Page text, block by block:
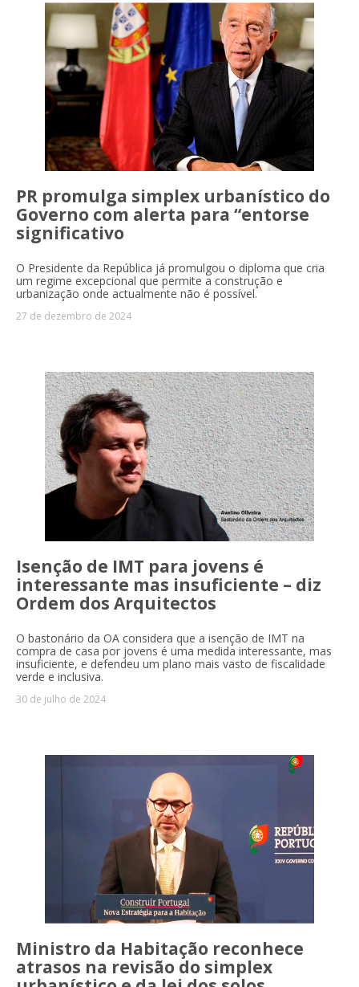
PR promulga simplex urbanístico do
Governo com alerta para “entorse
significativo
O Presidente da República já promulgou o diploma que cria
um regime excepcional que permite a construção e
urbanização onde actualmente não é possível.
27 de dezembro de 2024
Isenção de IMT para jovens é
interessante mas insuficiente – diz
Ordem dos Arquitectos
O bastonário da OA considera que a isenção de IMT na
compra de casa por jovens é uma medida interessante, mas
insuficiente, e defendeu um plano mais vasto de fiscalidade
verde e inclusiva.
30 de julho de 2024
Ministro da Habitação reconhece
atrasos na revisão do simplex